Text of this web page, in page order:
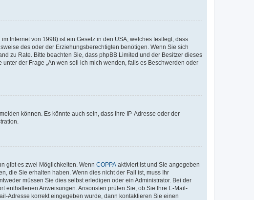
Internet von 1998) ist ein Gesetz in den USA, welches festlegt, dass
des oder der Erziehungsberechtigten benötigen. Wenn Sie sich
zu Rate. Bitte beachten Sie, dass phpBB Limited und der Besitzer dieses
der Frage „An wen soll ich mich wenden, falls es Beschwerden oder
können. Es könnte auch sein, dass Ihre IP-Adresse oder der
gibt es zwei Möglichkeiten. Wenn COPPA aktiviert ist und Sie angegeben
die Sie erhalten haben. Wenn dies nicht der Fall ist, muss Ihr
müssen Sie dies selbst erledigen oder ein Administrator. Bei der
enthaltenen Anweisungen. Ansonsten prüfen Sie, ob Sie Ihre E-Mail-
Adresse korrekt eingegeben wurde, dann kontaktieren Sie einen